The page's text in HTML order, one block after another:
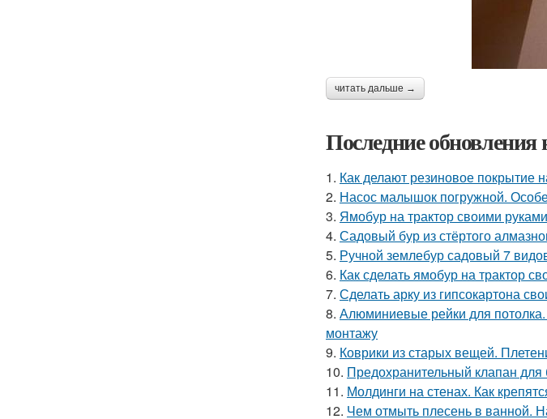
читать дальше →
Последние обновления
1. Как делают резиновое покрытие
2. Насос малышок погружной.
3. Ямобур на трактор своими
4. Садовый бур из стёртого
5. Ручной землебур садовый 7
6. Как сделать ямобур на трактор
7. Сделать арку из гипсокартона
8. Алюминиевые рейки для потолка.
монтажу
9. Коврики из старых вещей.
10. Предохранительный клапан для
11. Молдинги на стенах. Как
12. Чем отмыть плесень в ванной.